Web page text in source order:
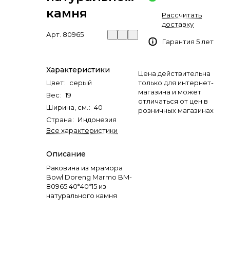
камня
Арт. 80965
Характеристики
Цвет: серый
Вес: 19
Ширина, см. : 40
Страна: Индонезия
Все характеристики
Описание
Раковина из мрамора
Bowl Doreng Marmo BM-
80965 40*40*15 из
натурального камня
Рассчитать
доставку
Гарантия 5 лет
Цена действительна
только для интернет-
магазина и может
отличаться от цен в
розничных магазинах